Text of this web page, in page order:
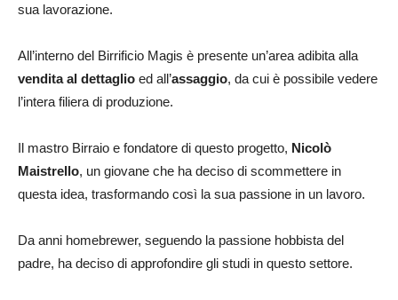
sua lavorazione.
All’interno del Birrificio Magis è presente un’area adibita alla
vendita al dettaglio ed all’assaggio, da cui è possibile vedere
l’intera filiera di produzione.
Il mastro Birraio e fondatore di questo progetto, Nicolò
Maistrello, un giovane che ha deciso di scommettere in
questa idea, trasformando così la sua passione in un lavoro.
Da anni homebrewer, seguendo la passione hobbista del
padre, ha deciso di approfondire gli studi in questo settore.